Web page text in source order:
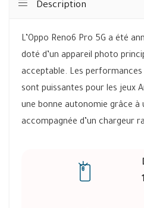
Description
L’Oppo Reno6 Pro 5G a été
doté d’un appareil photo
acceptable. Les performances
sont puissantes pour les jeux
une bonne autonomie grâce à
accompagnée d’un chargeur